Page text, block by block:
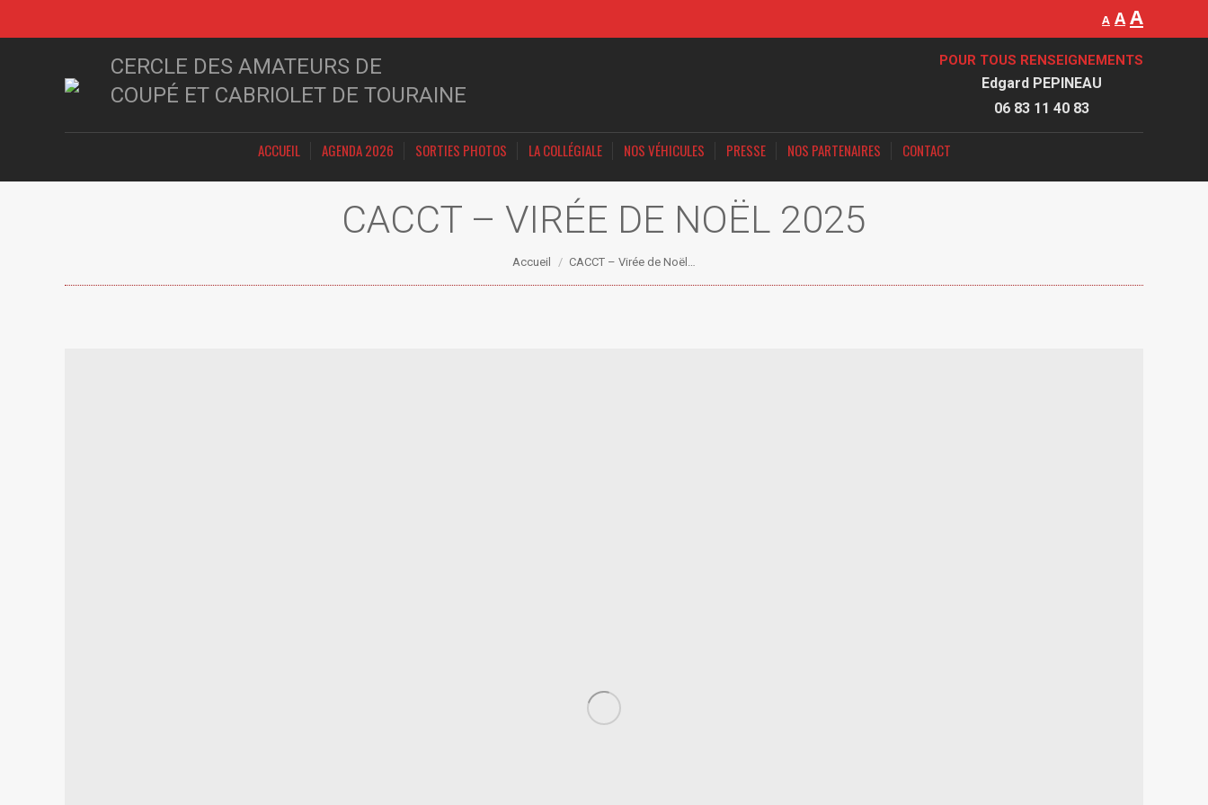
A A A
CERCLE DES AMATEURS DE
COUPÉ ET CABRIOLET DE TOURAINE
POUR TOUS RENSEIGNEMENTS
Edgard PEPINEAU
06 83 11 40 83
ACCUEIL AGENDA 2026 SORTIES PHOTOS LA COLLÉGIALE NOS VÉHICULES PRESSE NOS PARTENAIRES CONTACT
CACCT – VIRÉE DE NOËL 2025
Vous êtes ici :
Accueil CACCT – Virée de Noël…